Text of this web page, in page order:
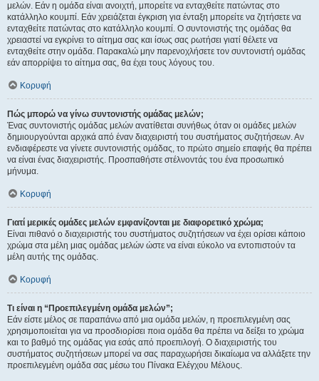
μελών. Εάν η ομάδα είναι ανοιχτή, μπορείτε να ενταχθείτε πατώντας στο
κατάλληλο κουμπί. Εάν χρειάζεται έγκριση για ένταξη μπορείτε να ζητήσετε να
ενταχθείτε πατώντας στο κατάλληλο κουμπί. Ο συντονιστής της ομάδας θα
χρειαστεί να εγκρίνει το αίτημα σας και ίσως σας ρωτήσει γιατί θέλετε να
ενταχθείτε στην ομάδα. Παρακαλώ μην παρενοχλήσετε τον συντονιστή ομάδας
εάν απορρίψει το αίτημα σας, θα έχει τους λόγους του.
Κορυφή
Πώς μπορώ να γίνω συντονιστής ομάδας μελών;
Ένας συντονιστής ομάδας μελών ανατίθεται συνήθως όταν οι ομάδες μελών
δημιουργούνται αρχικά από έναν διαχειριστή του συστήματος συζητήσεων. Αν
ενδιαφέρεστε να γίνετε συντονιστής ομάδας, το πρώτο σημείο επαφής θα πρέπει
να είναι ένας διαχειριστής. Προσπαθήστε στέλνοντάς του ένα προσωπικό
μήνυμα.
Κορυφή
Γιατί μερικές ομάδες μελών εμφανίζονται με διαφορετικό χρώμα;
Είναι πιθανό ο διαχειριστής του συστήματος συζητήσεων να έχει ορίσει κάποιο
χρώμα στα μέλη μιας ομάδας μελών ώστε να είναι εύκολο να εντοπιστούν τα
μέλη αυτής της ομάδας.
Κορυφή
Τι είναι η “Προεπιλεγμένη ομάδα μελών”;
Εάν είστε μέλος σε παραπάνω από μια ομάδα μελών, η προεπιλεγμένη σας
χρησιμοποιείται για να προσδιορίσει ποια ομάδα θα πρέπει να δείξει το χρώμα
και το βαθμό της ομάδας για εσάς από προεπιλογή. Ο διαχειριστής του
συστήματος συζητήσεων μπορεί να σας παραχωρήσει δικαίωμα να αλλάξετε την
προεπιλεγμένη ομάδα σας μέσω του Πίνακα Ελέγχου Μέλους.